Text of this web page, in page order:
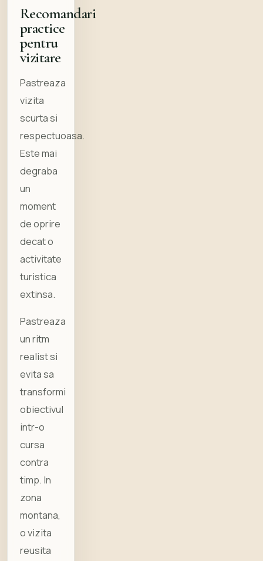
Recomandari
practice
pentru
vizitare
Pastreaza
vizita
scurta si
respectuoasa.
Este mai
degraba
un
moment
de oprire
decat o
activitate
turistica
extinsa.
Pastreaza
un ritm
realist si
evita sa
transformi
obiectivul
intr-o
cursa
contra
timp. In
zona
montana,
o vizita
reusita